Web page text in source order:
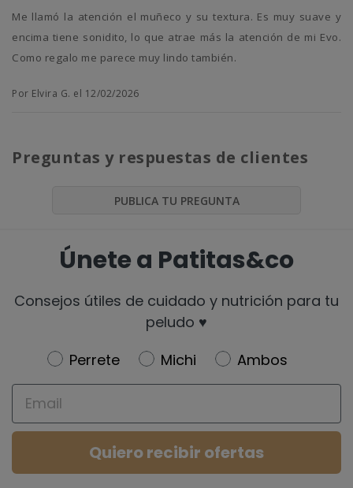
Me llamó la atención el muñeco y su textura. Es muy suave y
encima tiene sonidito, lo que atrae más la atención de mi Evo.
Como regalo me parece muy lindo también.
Por Elvira G. el 12/02/2026
Preguntas y respuestas de clientes
PUBLICA TU PREGUNTA
Únete a Patitas&co
Consejos útiles de cuidado y nutrición para tu
peludo ♥️
Newsletter
Perrete Michi
Ambos
Email
Quiero recibir ofertas